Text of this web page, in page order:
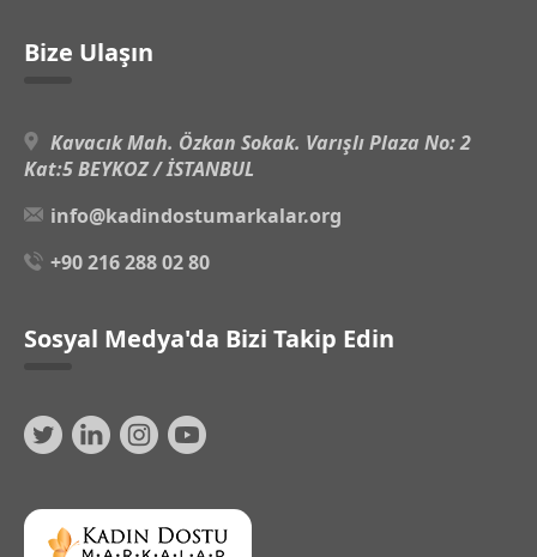
Bize Ulaşın
Kavacık Mah. Özkan Sokak. Varışlı Plaza No: 2
Kat:5 BEYKOZ / İSTANBUL
info@kadindostumarkalar.org
+90 216 288 02 80
Sosyal Medya'da Bizi Takip Edin